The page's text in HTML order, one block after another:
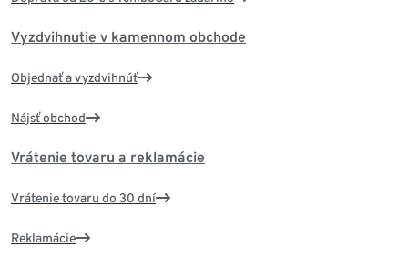
Vyzdvihnutie v kamennom obchode
Objednať a vyzdvihnúť
Nájsť obchod
Vrátenie tovaru a reklamácie
Vrátenie tovaru do 30 dní
Reklamácie